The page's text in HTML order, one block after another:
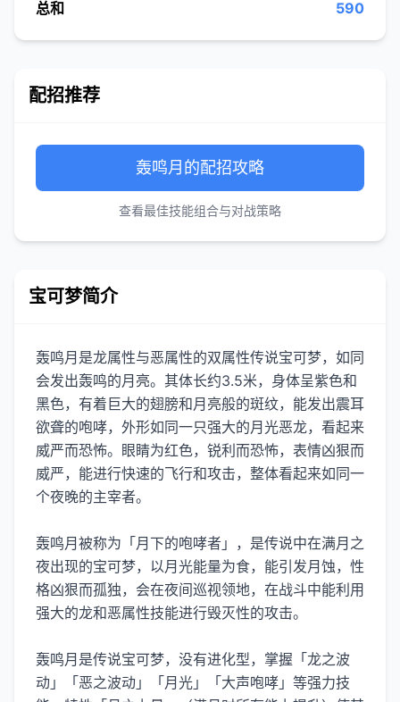
总和 590
配招推荐
轰鸣月的配招攻略
查看最佳技能组合与对战策略
宝可梦简介
轰鸣月是龙属性与恶属性的双属性传说宝可梦，如同
会发出轰鸣的月亮。其体长约3.5米，身体呈紫色和
黑色，有着巨大的翅膀和月亮般的斑纹，能发出震耳
欲聋的咆哮，外形如同一只强大的月光恶龙，看起来
威严而恐怖。眼睛为红色，锐利而恐怖，表情凶狠而
威严，能进行快速的飞行和攻击，整体看起来如同一
个夜晚的主宰者。
轰鸣月被称为「月下的咆哮者」，是传说中在满月之
夜出现的宝可梦，以月光能量为食，能引发月蚀，性
格凶狠而孤独，会在夜间巡视领地，在战斗中能利用
强大的龙和恶属性技能进行毁灭性的攻击。
轰鸣月是传说宝可梦，没有进化型，掌握「龙之波
动」「恶之波动」「月光」「大声咆哮」等强力技